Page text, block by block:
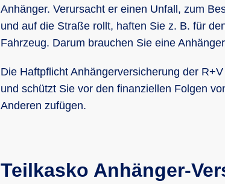
Anhänger. Verursacht er einen Unfall, zum
und auf die Straße rollt, haften Sie z. B. für
Fahrzeug. Darum brauchen Sie eine
Die Haftpflicht Anhängerversicherung der
und schützt Sie vor den finanziellen Folgen
Anderen zufügen.
Teilkasko Anhänger-